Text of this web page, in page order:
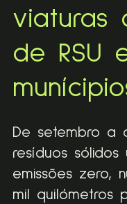
viaturas
de RSU
De setembro a
resíduos sólidos
emissões zero,
mil quilómetros